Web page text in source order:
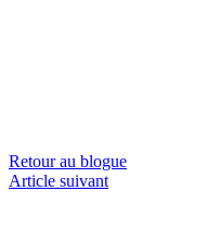
Retour au blogue
Article suivant